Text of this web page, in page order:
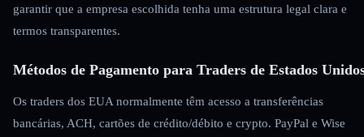
garantir que a empresa escolhida tenha uma estrutura legal clara e
termos transparentes.
Métodos de Pagamento para Traders de Estados
Os traders dos EUA normalmente têm acesso a transferências
bancárias, ACH, cartões de crédito/débito e crypto. PayPal e Wise